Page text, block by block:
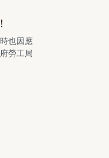
也因應
勞工局